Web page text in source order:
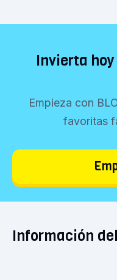
Invierta
Empieza con
favoritas
Información